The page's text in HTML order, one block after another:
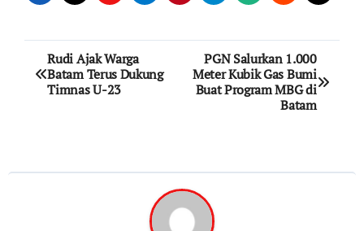
Post
navigation
Rudi Ajak Warga
Batam Terus Dukung
Timnas U-23
PGN Salurkan 1.000
Meter Kubik Gas Bumi
Buat Program MBG di
Batam